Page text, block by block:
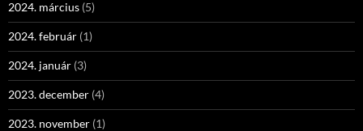
2024. március (5)
2024. február (1)
2024. január (3)
2023. december (4)
2023. november (1)